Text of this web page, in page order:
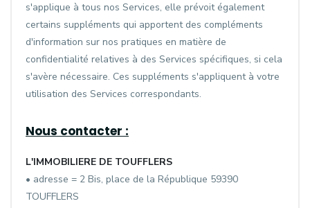
s'applique à tous nos Services, elle prévoit également
certains suppléments qui apportent des compléments
d'information sur nos pratiques en matière de
confidentialité relatives à des Services spécifiques, si cela
s'avère nécessaire. Ces suppléments s'appliquent à votre
utilisation des Services correspondants.
Nous contacter :
L'IMMOBILIERE DE TOUFFLERS
• adresse = 2 Bis, place de la République 59390
TOUFFLERS